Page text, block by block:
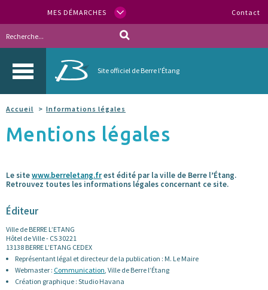
MES DÉMARCHES Contact
Site officiel de Berre l'Étang
Accueil Informations légales
Mentions légales
Le sitewww.berreletang.frest édité par la ville de Berre l’Étang.
Retrouvez toutes les informations légales concernant ce site.
Éditeur
Ville de BERRE L’ETANG
Hôtel de Ville - CS 30221
13138 BERRE L’ETANG CEDEX
Représentant légal et directeur de la publication : M. Le Maire
Webmaster : Communication , Ville de Berre l’Étang
Création graphique : Studio Havana